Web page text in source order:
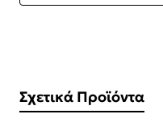
Σχετικά Προϊόντα